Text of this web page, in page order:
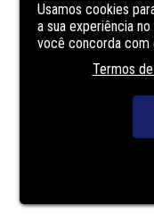
Usamos cookies
a sua experiência
você concorda com
Termos